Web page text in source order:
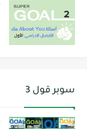
سوبر قول 3